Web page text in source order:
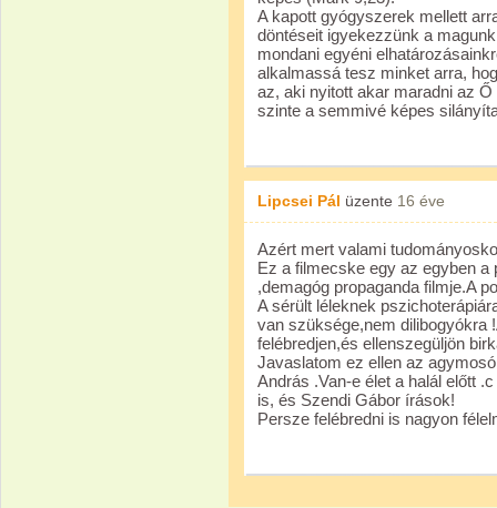
A kapott gyógyszerek mellett
döntéseit igyekezzünk a
mondani egyéni
alkalmassá tesz minket arra,
az, aki nyitott akar maradni az
szinte a semmivé képes
Lipcsei Pál üzente 16 éve
Azért mert valami
Ez a filmecske egy az egyben
,demagóg propaganda filmje.A
A sérült léleknek
van szüksége,nem dilibogyókra
felébredjen,és ellenszegüljön
Javaslatom ez ellen az
András .Van-e élet a halál előtt
is, és Szendi Gábor írások!
Persze felébredni is nagyon